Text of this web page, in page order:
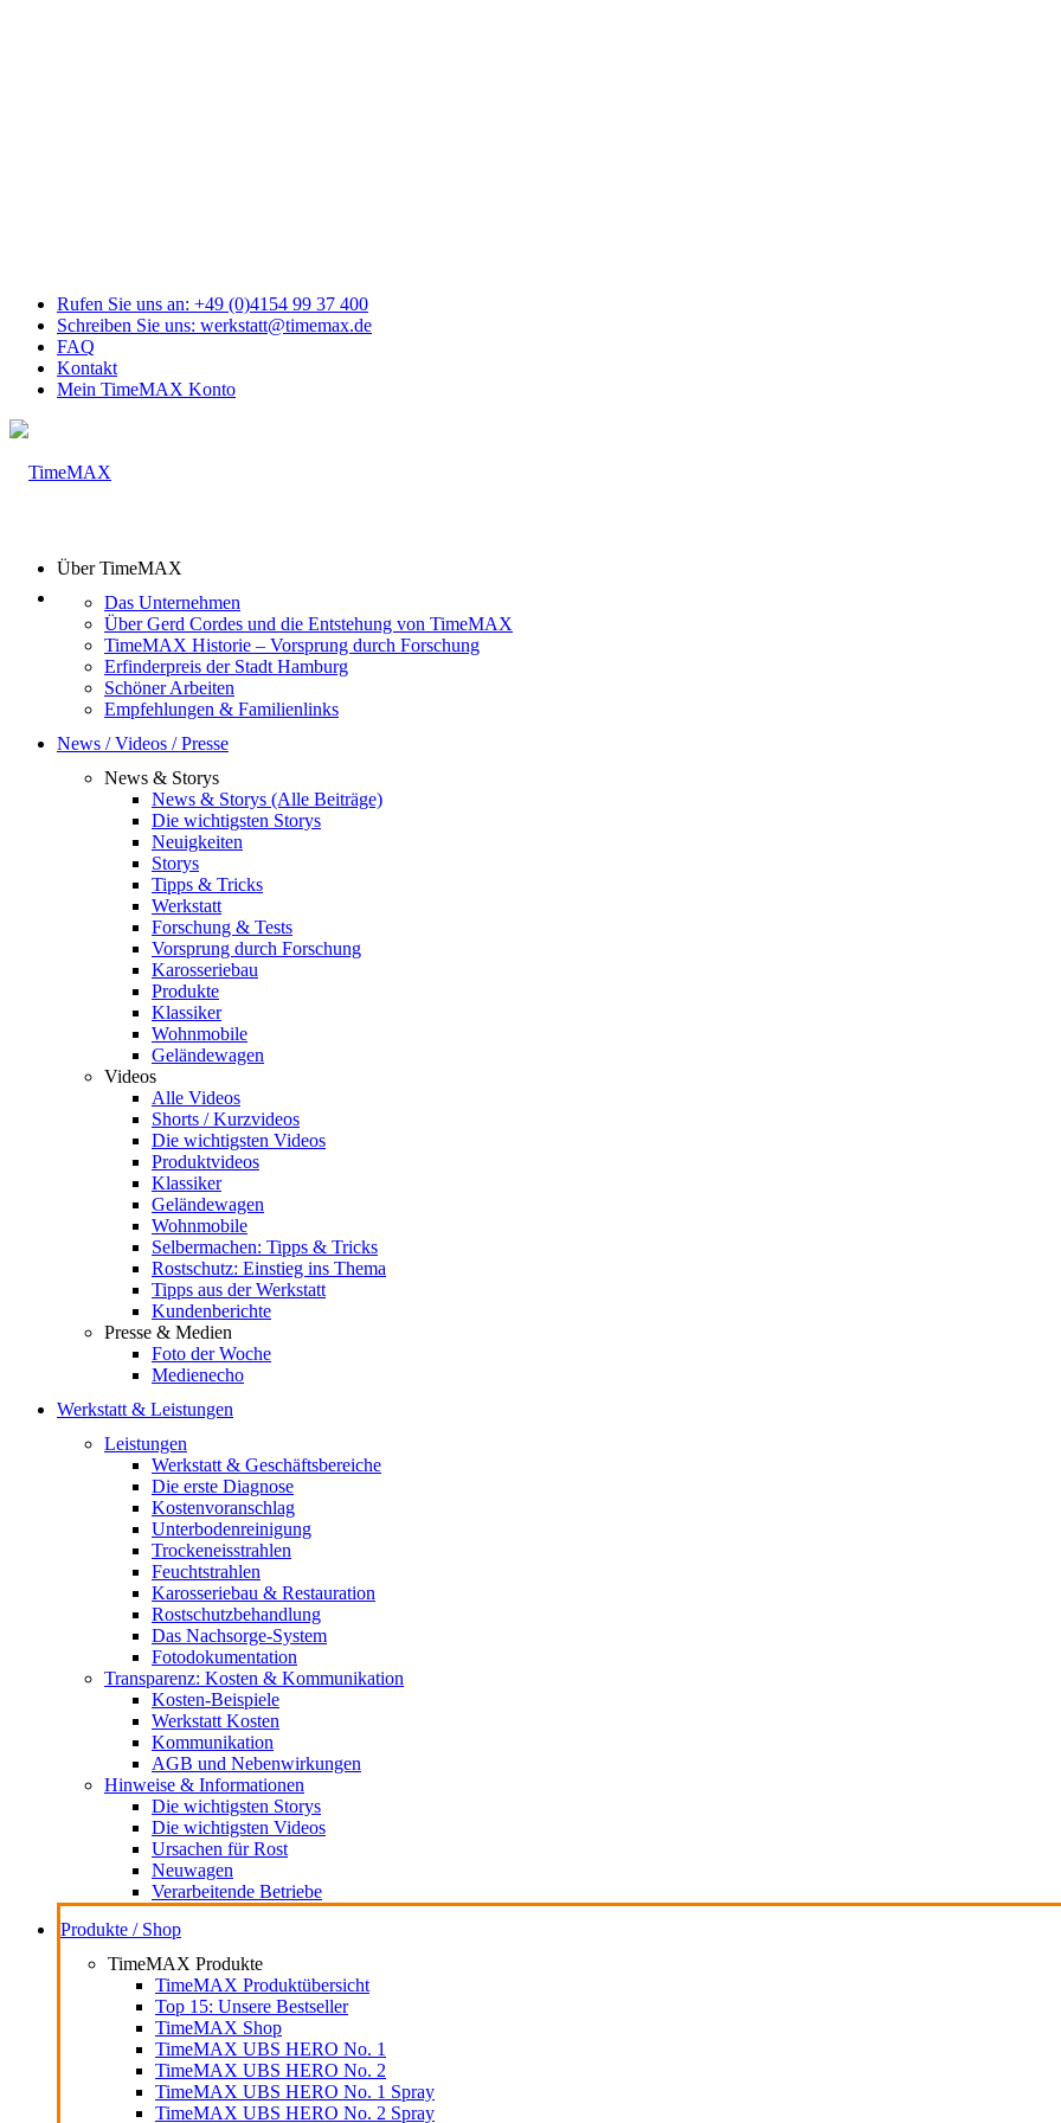
Rufen Sie uns an: +49 (0)4154 99 37 400
Schreiben Sie uns: werkstatt@timemax.de
FAQ
Kontakt
Mein TimeMAX Konto
Über TimeMAX
Das Unternehmen
Über Gerd Cordes und die Entstehung von TimeMAX
TimeMAX Historie – Vorsprung durch Forschung
Erfinderpreis der Stadt Hamburg
Schöner Arbeiten
Empfehlungen & Familienlinks
News / Videos / Presse
News & Storys
News & Storys (Alle Beiträge)
Die wichtigsten Storys
Neuigkeiten
Storys
Tipps & Tricks
Werkstatt
Forschung & Tests
Vorsprung durch Forschung
Karosseriebau
Produkte
Klassiker
Wohnmobile
Geländewagen
Videos
Alle Videos
Shorts / Kurzvideos
Die wichtigsten Videos
Produktvideos
Klassiker
Geländewagen
Wohnmobile
Selbermachen: Tipps & Tricks
Rostschutz: Einstieg ins Thema
Tipps aus der Werkstatt
Kundenberichte
Presse & Medien
Foto der Woche
Medienecho
Werkstatt & Leistungen
Leistungen
Werkstatt & Geschäftsbereiche
Die erste Diagnose
Kostenvoranschlag
Unterbodenreinigung
Trockeneisstrahlen
Feuchtstrahlen
Karosseriebau & Restauration
Rostschutzbehandlung
Das Nachsorge-System
Fotodokumentation
Transparenz: Kosten & Kommunikation
Kosten-Beispiele
Werkstatt Kosten
Kommunikation
AGB und Nebenwirkungen
Hinweise & Informationen
Die wichtigsten Storys
Die wichtigsten Videos
Ursachen für Rost
Neuwagen
Verarbeitende Betriebe
Produkte / Shop
TimeMAX Produkte
TimeMAX Produktübersicht
Top 15: Unsere Bestseller
TimeMAX Shop
TimeMAX UBS HERO No. 1
TimeMAX UBS HERO No. 2
TimeMAX UBS HERO No. 1 Spray
TimeMAX UBS HERO No. 2 Spray